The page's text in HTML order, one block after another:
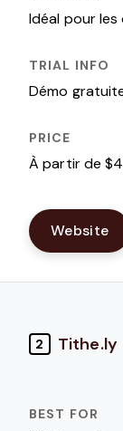
Idéal pour
Démo
À partir de
Website
2 Tithe.ly